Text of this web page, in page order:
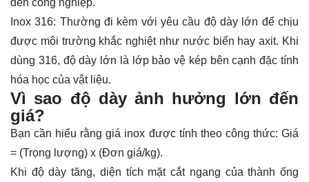
đến công nghiệp.
Inox 316: Thường đi kèm với yêu cầu độ dày lớn để chịu
được môi trường khắc nghiệt như nước biển hay axit. Khi
dùng 316, độ dày lớn là lớp bảo vệ kép bên cạnh đặc tính
hóa học của vật liệu.
Vì sao độ dày ảnh hưởng lớn đến
giá?
Bạn cần hiểu rằng giá inox được tính theo công thức: Giá
= (Trọng lượng) x (Đơn giá/kg).
Khi độ dày tăng, diện tích mặt cắt ngang của thành ống